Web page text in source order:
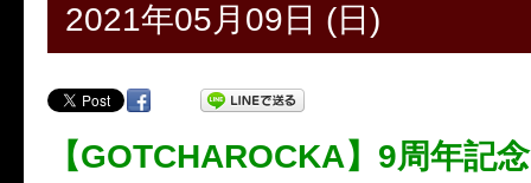
2021年05月09日 (日)
【GOTCHAROCKA】9周年記